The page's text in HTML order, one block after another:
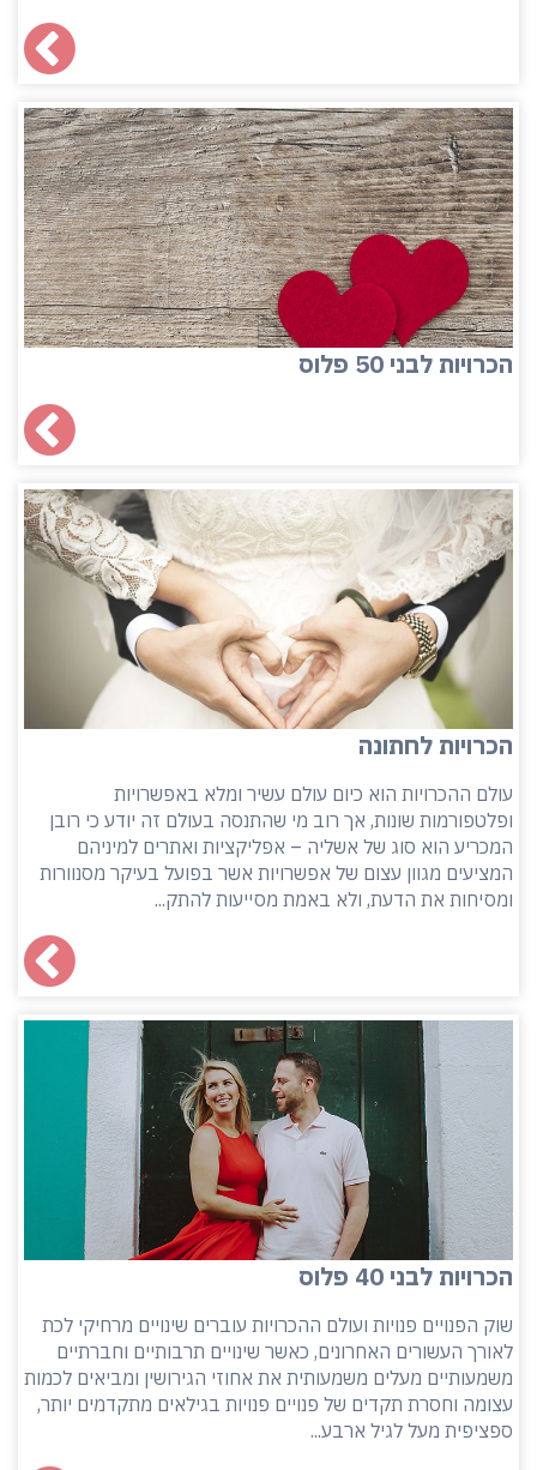
הכרויות לבני 50 פלוס
הכרויות לחתונה
עולם ההכרויות הוא כיום עולם עשיר ומלא באפשרויות
ופלטפורמות שונות, אך רוב מי שהתנסה בעולם זה יודע כי רובן
המכריע הוא סוג של אשליה – אפליקציות ואתרים למיניהם
המציעים מגוון עצום של אפשרויות אשר בפועל בעיקר מסנוורות
ומסיחות את הדעת, ולא באמת מסייעות להתק...
הכרויות לבני 40 פלוס
שוק הפנויים פנויות ועולם ההכרויות עוברים שינויים מרחיקי לכת
לאורך העשורים האחרונים, כאשר שינויים תרבותיים וחברתיים
משמעותיים מעלים משמעותית את אחוזי הגירושין ומביאים לכמות
עצומה וחסרת תקדים של פנויים פנויות בגילאים מתקדמים יותר,
ספציפית מעל לגיל ארבע...